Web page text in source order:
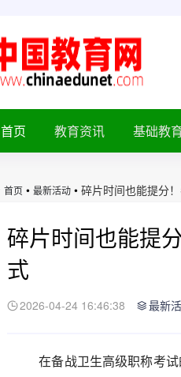
首页 教育资讯 基础教
首页 • 最新活动 • 碎片时间也能提分
碎片时间也能提
式
2026-04-24 16:46:38 最新
在备战卫生高级职称考